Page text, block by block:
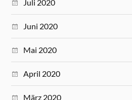
Juli 2020
Juni 2020
Mai 2020
April 2020
März 2020